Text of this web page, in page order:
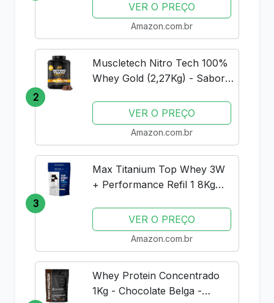
VER O PREÇO
Amazon.com.br
2
Muscletech Nitro Tech 100%
Whey Gold (2,27Kg) - Sabor
Muscle TechVER O PREÇO
Amazon.com.br
3
Max Titanium Top Whey 3W
+ Performance Refil 1 8Kg
VER O PREÇO
Amazon.com.br
Whey Protein Concentrado
1Kg - Chocolate Belga -